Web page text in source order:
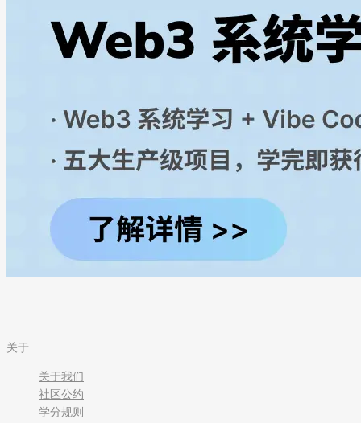
关于
关于我们
社区公约
学分规则